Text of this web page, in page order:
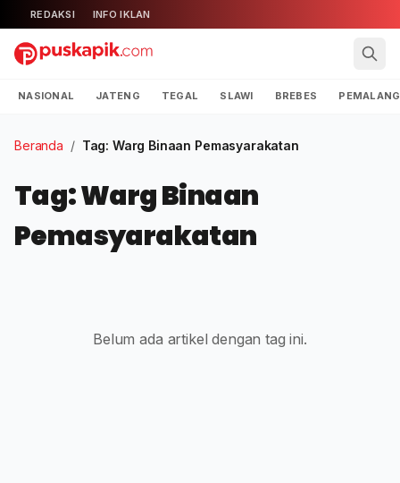
REDAKSI INFO IKLAN
NASIONAL JATENG TEGAL SLAWI BREBES PEMALANG
Beranda / Tag: Warg Binaan Pemasyarakatan
Tag: Warg Binaan
Pemasyarakatan
Belum ada artikel dengan tag ini.